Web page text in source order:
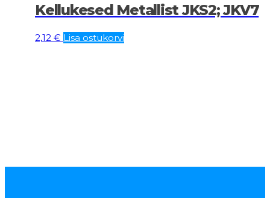
Kellukesed Metallist JKS2; JKV7
2,12 € Lisa ostukorvi